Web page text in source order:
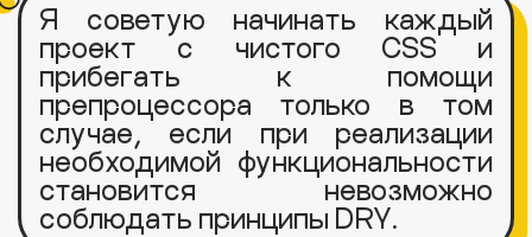
Я советую начинать каждый
проект с чистого CSS и
прибегать к помощи
препроцессора только в том
случае, если при реализации
необходимой функциональности
становится невозможно
соблюдать принципы DRY.